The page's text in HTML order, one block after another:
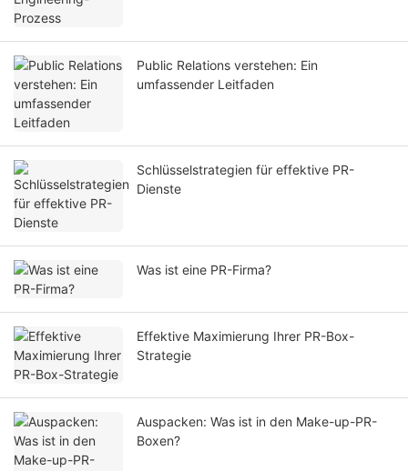
Public Relations verstehen: Ein
umfassender Leitfaden
Schlüsselstrategien für effektive PR-
Dienste
Was ist eine PR-Firma?
Effektive Maximierung Ihrer PR-Box-
Strategie
Auspacken: Was ist in den Make-up-PR-
Boxen?